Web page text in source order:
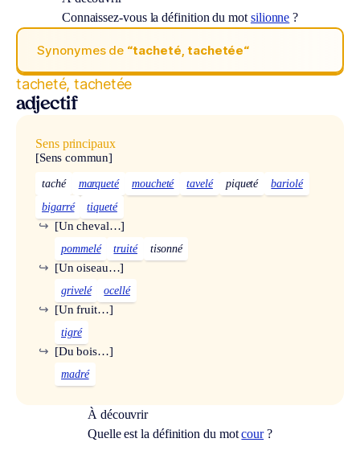
Connaissez-vous la définition du mot silionne ?
Synonymes de “tacheté, tachetée“
tacheté, tachetée
adjectif
Sens principaux
[Sens commun]
taché marqueté moucheté tavelé piqueté
bariolé
bigarré
tiqueté
[Un cheval…]
↪
pommelé truité tisonné
[Un oiseau…]
↪
grivelé ocellé
[Un fruit…]
↪
tigré
[Du bois…]
↪
madré
À découvrir
Quelle est la définition du motcour?